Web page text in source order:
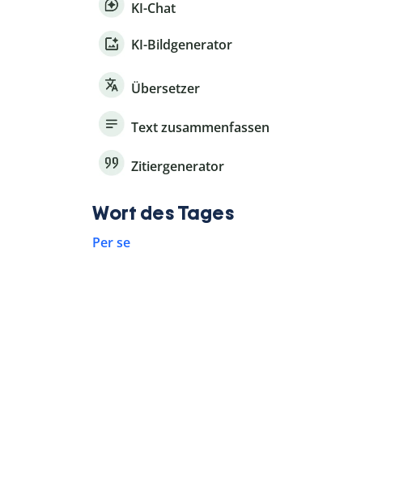
KI-Chat
KI-Bildgenerator
Übersetzer
Text zusammenfassen
Zitiergenerator
Wort des Tages
Per se